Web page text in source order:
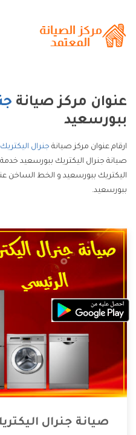
عنوان مركز صيانة
ببورسعيد
ارقام عنوان مركز صيانة جنرال اليكتريك
صيانة جنرال اليكتريك ببورسعيد
اليكتريك ببورسعيد و الخط الساخن
ببورسعيد.
صيانة جنرال